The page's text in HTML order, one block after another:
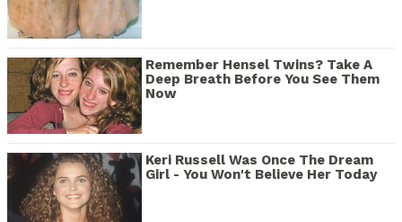
Remember Hensel Twins? Take A
Deep Breath Before You See Them
Now
Keri Russell Was Once The Dream
Girl - You Won't Believe Her Today